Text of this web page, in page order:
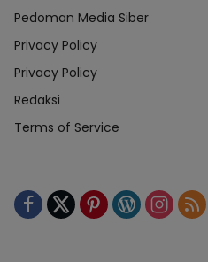
Pedoman Media Siber
Privacy Policy
Privacy Policy
Redaksi
Terms of Service